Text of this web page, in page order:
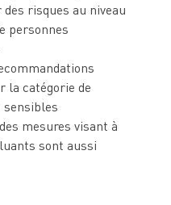
risques au niveau
personnes
la catégorie de
mesures visant à
sont aussi